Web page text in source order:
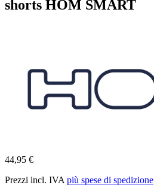
shorts HOM SMART
44,95 €
Prezzi incl. IVA più spese di spedizione